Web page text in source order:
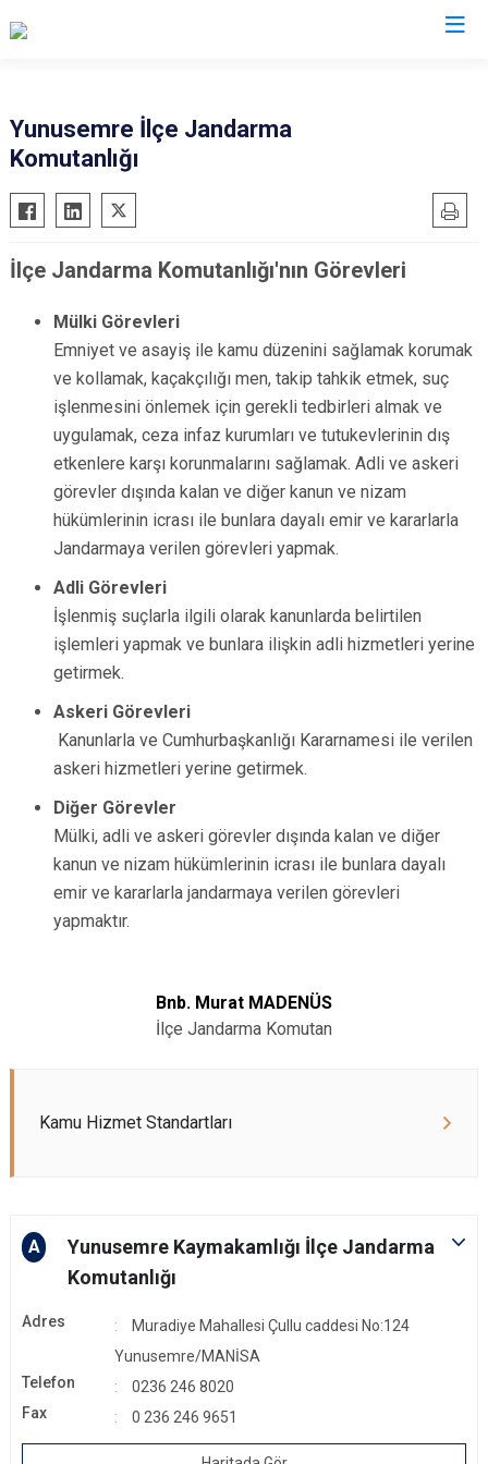
Ahmetli
Akhisar
Demirci
Gördes
Kırkağaç
Köprübaşı
Selendi
Turgutlu
Şehzadeler
Yunusemre
Yunusemre İlçe Jandarma
Komutanlığı
İlçe Jandarma Komutanlığı'nın Görevleri
Mülki Görevleri
Emniyet ve asayiş ile kamu düzenini sağlamak korumak
ve kollamak, kaçakçılığı men, takip tahkik etmek, suç
işlenmesini önlemek için gerekli tedbirleri almak ve
uygulamak, ceza infaz kurumları ve tutukevlerinin dış
etkenlere karşı korunmalarını sağlamak. Adli ve askeri
görevler dışında kalan ve diğer kanun ve nizam
hükümlerinin icrası ile bunlara dayalı emir ve kararlarla
Jandarmaya verilen görevleri yapmak.
Adli Görevleri
İşlenmiş suçlarla ilgili olarak kanunlarda belirtilen
işlemleri yapmak ve bunlara ilişkin adli hizmetleri yerine
getirmek.
Askeri Görevleri
Kanunlarla ve Cumhurbaşkanlığı Kararnamesi ile verilen
askeri hizmetleri yerine getirmek.
Diğer Görevler
Mülki, adli ve askeri görevler dışında kalan ve diğer
kanun ve nizam hükümlerinin icrası ile bunlara dayalı
emir ve kararlarla jandarmaya verilen görevleri
yapmaktır.
Bnb. Murat MADENÜS
İlçe Jandarma Komutan
Kamu Hizmet Standartları
A
Yunusemre Kaymakamlığı İlçe Jandarma
Komutanlığı
Adres
Muradiye Mahallesi Çullu caddesi No:124
Yunusemre/MANİSA
Telefon
0236 246 8020
Fax
0 236 246 9651